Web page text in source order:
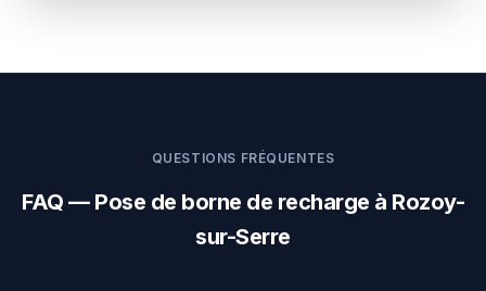
QUESTIONS FRÉQUENTES
FAQ — Pose de borne de recharge à Rozoy-
sur-Serre